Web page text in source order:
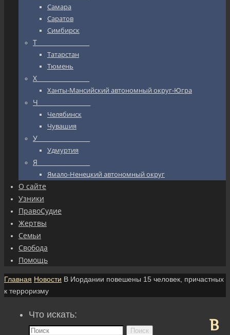
Самара
Саратов
Симбирск
Т_________________
Татарстан
Тюмень
Х_________________
Ханты-Мансийский автономный округ-Югра
Ч_________________
Челябинск
Чувашия
У_________________
Удмуртия
Я_________________
Ямало-Ненецкий автономный округ
О сайте
Узники
ПравоСудие
Жертвы
Семьи
Свобода
Помощь
Главная Новости В Иордании повешены 15 человек, причастных
к терроризму
В
Что искать:
Поиск